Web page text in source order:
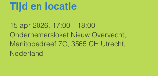
Tijd en locatie
15 apr 2026, 17:00 – 18:00
Ondernemersloket Nieuw Overvecht,
Manitobadreef 7C, 3565 CH Utrecht,
Nederland